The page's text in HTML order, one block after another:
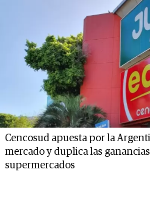
Cencosud apuesta por la
mercado y duplica las
supermercados